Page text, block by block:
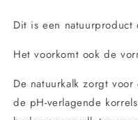
Dit is een
Het voorkomt ook de
De natuurkalk zorgt
de pH-verlagende